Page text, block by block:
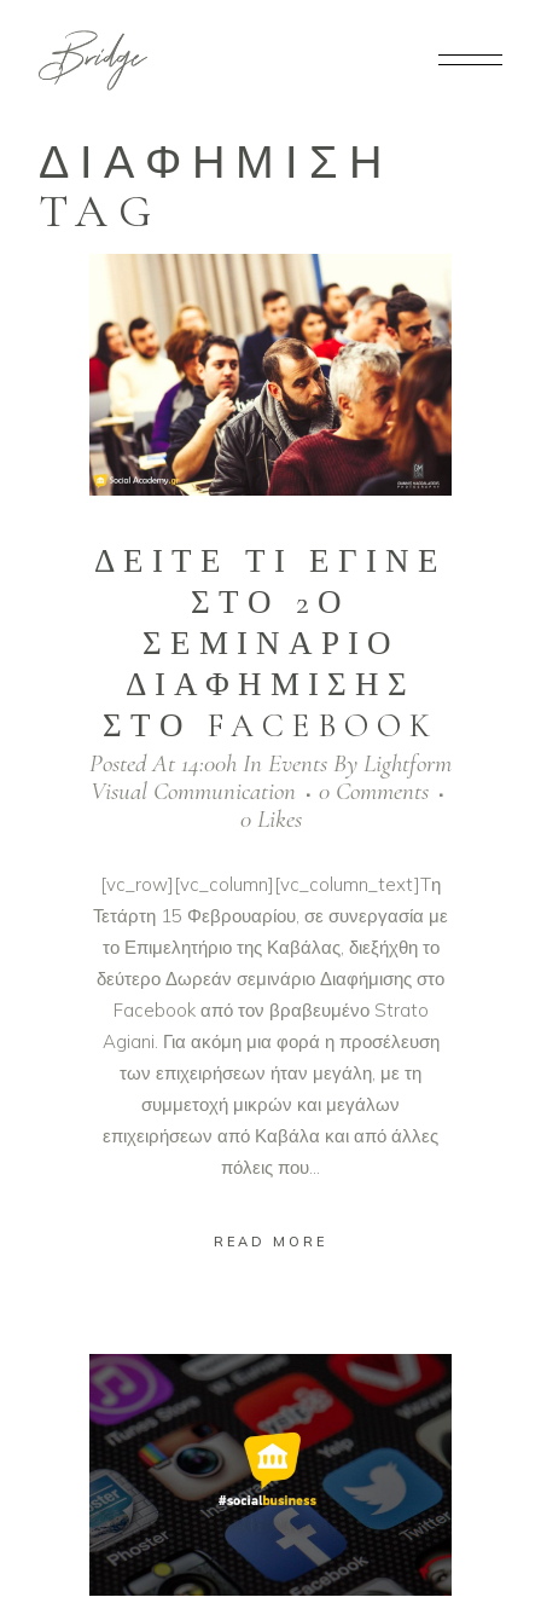
ΔΙΑΦΗΜΙΣΗ
TAG
ΔΕΙΤΕ ΤΙ ΕΓΙΝΕ
ΣΤΟ 2Ο
ΣΕΜΙΝΑΡΙΟ
ΔΙΑΦΗΜΙΣΗΣ
ΣΤΟ FACEBOOK
Posted At 14:00h In Events By Lightform
Visual Communication
0 Comments
0 Likes
[vc_row][vc_column][vc_column_text]Tη
Τετάρτη 15 Φεβρουαρίου, σε συνεργασία με
το Επιμελητήριο της Καβάλας, διεξήχθη το
δεύτερο Δωρεάν σεμινάριο Διαφήμισης στο
Facebook από τον βραβευμένο Strato
Agiani. Για ακόμη μια φορά η προσέλευση
των επιχειρήσεων ήταν μεγάλη, με τη
συμμετοχή μικρών και μεγάλων
επιχειρήσεων από Καβάλα και από άλλες
πόλεις που...
READ MORE